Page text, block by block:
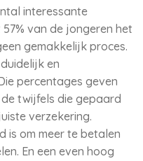
interessante
van de jongeren het
gemakkelijk proces.
en
percentages geven
twijfels die gepaard
verzekering.
is om meer te betalen
En een even hoog